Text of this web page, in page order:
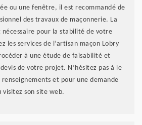
ou une fenêtre, il est recommandé de
des travaux de maçonnerie. La
nécessaire pour la stabilité de votre
les services de l’artisan maçon Lobry
à une étude de faisabilité et
de votre projet. N’hésitez pas à le
et pour une demande
visitez son site web.